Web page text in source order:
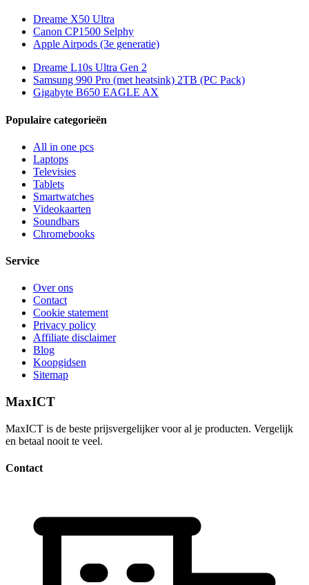
Dreame X50 Ultra
Canon CP1500 Selphy
Apple Airpods (3e generatie)
Dreame L10s Ultra Gen 2
Samsung 990 Pro (met heatsink) 2TB (PC Pack)
Gigabyte B650 EAGLE AX
Populaire categorieën
All in one pcs
Laptops
Televisies
Tablets
Smartwatches
Videokaarten
Soundbars
Chromebooks
Service
Over ons
Contact
Cookie statement
Privacy policy
Affiliate disclaimer
Blog
Koopgidsen
Sitemap
MaxICT
MaxICT is de beste prijsvergelijker voor al je producten. Vergelijk
en betaal nooit te veel.
Contact